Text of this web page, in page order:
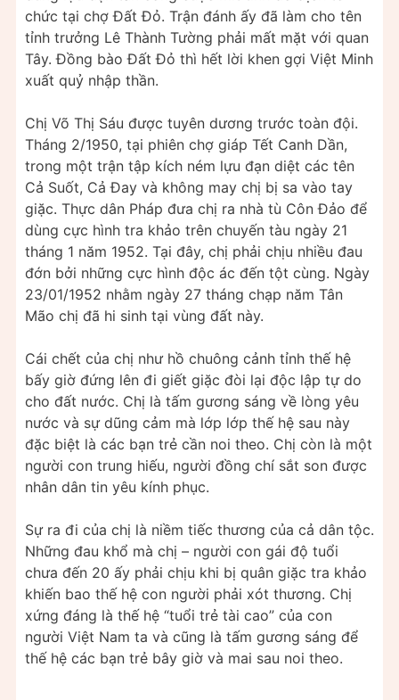
chức tại chợ Đất Đỏ. Trận đánh ấy đã làm cho tên
tỉnh trưởng Lê Thành Tường phải mất mặt với quan
Tây. Đồng bào Đất Đỏ thì hết lời khen gợi Việt Minh
xuất quỷ nhập thần.
Chị Võ Thị Sáu được tuyên dương trước toàn đội.
Tháng 2/1950, tại phiên chợ giáp Tết Canh Dần,
trong một trận tập kích ném lựu đạn diệt các tên
Cả Suốt, Cả Đay và không may chị bị sa vào tay
giặc. Thực dân Pháp đưa chị ra nhà tù Côn Đảo để
dùng cực hình tra khảo trên chuyến tàu ngày 21
tháng 1 năm 1952. Tại đây, chị phải chịu nhiều đau
đớn bởi những cực hình độc ác đến tột cùng. Ngày
23/01/1952 nhằm ngày 27 tháng chạp năm Tân
Mão chị đã hi sinh tại vùng đất này.
Cái chết của chị như hồ chuông cảnh tỉnh thế hệ
bấy giờ đứng lên đi giết giặc đòi lại độc lập tự do
cho đất nước. Chị là tấm gương sáng về lòng yêu
nước và sự dũng cảm mà lớp lớp thế hệ sau này
đặc biệt là các bạn trẻ cần noi theo. Chị còn là một
người con trung hiếu, người đồng chí sắt son được
nhân dân tin yêu kính phục.
Sự ra đi của chị là niềm tiếc thương của cả dân tộc.
Những đau khổ mà chị – người con gái độ tuổi
chưa đến 20 ấy phải chịu khi bị quân giặc tra khảo
khiến bao thế hệ con người phải xót thương. Chị
xứng đáng là thế hệ “tuổi trẻ tài cao” của con
người Việt Nam ta và cũng là tấm gương sáng để
thế hệ các bạn trẻ bây giờ và mai sau noi theo.